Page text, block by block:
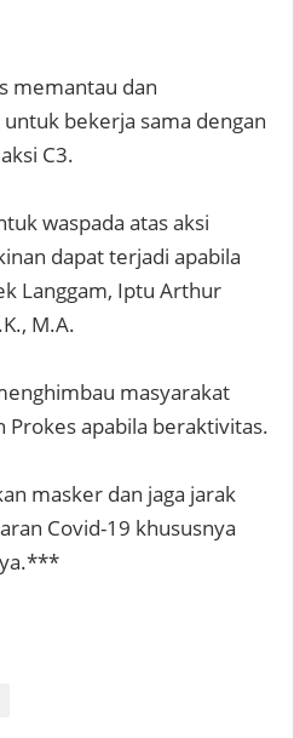
memantau dan
bekerja sama dengan
C3.
waspada atas aksi
dapat terjadi apabila
Langgam, Iptu Arthur
M.A.
masyarakat
apabila beraktivitas.
masker dan jaga jarak
Covid-19 khususnya